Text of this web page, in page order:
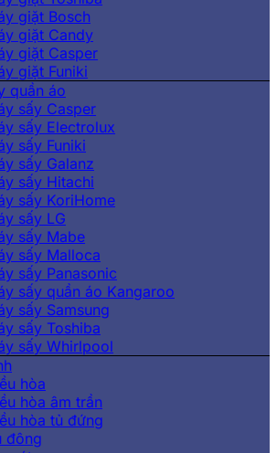
giặt Bosch
giặt Candy
giặt Casper
giặt Funiki
quần áo
sấy Casper
sấy Electrolux
sấy Funiki
sấy Galanz
sấy Hitachi
sấy KoriHome
sấy LG
sấy Mabe
sấy Malloca
sấy Panasonic
sấy quần áo Kangaroo
sấy Samsung
sấy Toshiba
sấy Whirlpool
hòa
hòa âm trần
hòa tủ đứng
đông